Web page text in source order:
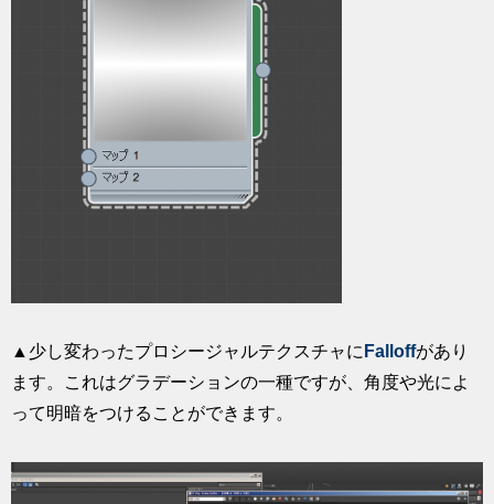
▲少し変わったプロシージャルテクスチャに Falloffがあり
ます。これはグラデーションの一種ですが、角度や光によ
って明暗をつけることができます。